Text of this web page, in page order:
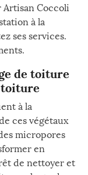
Artisan Coccoli
à la
ses services.
de toiture
toiture
à la
ces végétaux
micropores
en
de nettoyer et